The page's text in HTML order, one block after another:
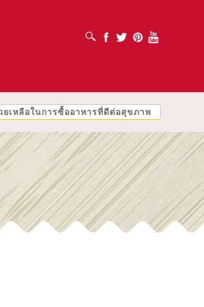
เปิดช่องค้นหา Facebook
Twitter PinterestYoutube
ยเหลือในการซื้ออาหารที่ดีต่อสุขภาพ